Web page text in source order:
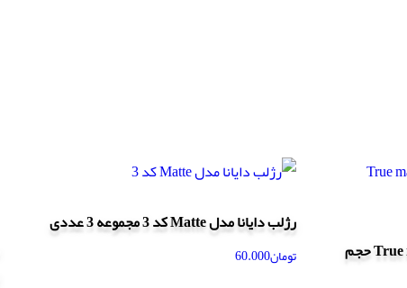
کرم پودر لورآل مدل ترومچ True match حجم
رژلب دایانا مدل Matte کد 3 مجموعه 3 عددی
تومان60.000